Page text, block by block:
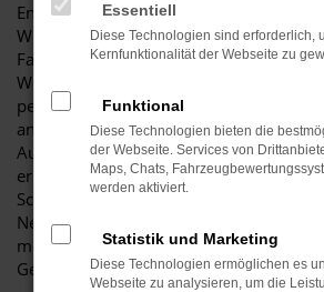
Endlich angekommen: mit einem Toyota
Weißwasser machen Sie alles richtig
Fahrzeug für diese Stadt. Einerseits sind
Wendigkeit und der sparsamen und
perfekt auf den Stadtverkehr von
andererseits ist der Toyota Aygo
Autobahn oder Landstraße geeignet.
erhalten Sie als Kunde aus Weißwasser
Schiefelbein. Wir bieten Ihnen den
Neuwagen als auch als Tageszulassung.
mehr sparen möchte, entscheidet sich
Gebrauchtfahrzeug oder einen
Essentiell
Diese Technologien sind erforderlich,
Kernfunktionalität der Webseite zu
Funktional
Diese Technologien bieten die
der Webseite. Services von
Maps, Chats,
werden aktiviert.
Statistik und Marketing
Diese Technologien ermöglichen es
Webseite zu analysieren, um die